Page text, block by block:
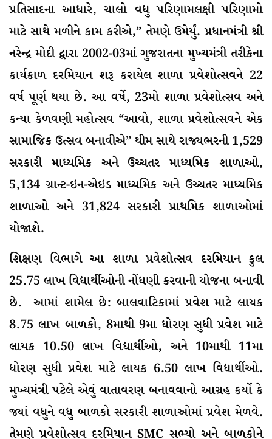
પ્રતિસાદના આધારે, ચાલો વધુ પરિણામલક્ષી પરિણામો
માટે સાથે મળીને કામ કરીએ,” તેમણે ઉમેર્યું. પ્રધાનમંત્રી શ્રી
નરેન્દ્ર મોદી દ્વારા 2002-03માં ગુજરાતના મુખ્યમંત્રી તરીકેના
કાર્યકાળ દરમિયાન શરૂ કરાયેલ શાળા પ્રવેશોત્સવને 22
વર્ષ પૂર્ણ થયા છે. આ વર્ષે, 23મો શાળા પ્રવેશોત્સવ અને
કન્યા કેળવણી મહોત્સવ “આવો, શાળા પ્રવેશોત્સવને એક
સામાજિક ઉત્સવ બનાવીએ” થીમ સાથે રાજ્યભરની 1,529
સરકારી માધ્યમિક અને ઉચ્ચતર માધ્યમિક શાળાઓ,
5,134 ગ્રાન્ટ-ઇન-એઇડ માધ્યમિક અને ઉચ્ચતર માધ્યમિક
શાળાઓ અને 31,824 સરકારી પ્રાથમિક શાળાઓમાં
યોજાશે.
શિક્ષણ વિભાગે આ શાળા પ્રવેશોત્સવ દરમિયાન કુલ
25.75 લાખ વિદ્યાર્થીઓની નોંધણી કરવાની યોજના બનાવી
છે. આમાં શામેલ છે: બાલવાટિકામાં પ્રવેશ માટે લાયક
8.75 લાખ બાળકો, 8માથી 9મા ધોરણ સુધી પ્રવેશ માટે
લાયક 10.50 લાખ વિદ્યાર્થીઓ, અને 10માથી 11મા
ધોરણ સુધી પ્રવેશ માટે લાયક 6.50 લાખ વિદ્યાર્થીઓ.
મુખ્યમંત્રી પટેલે એવું વાતાવરણ બનાવવાનો આગ્રહ કર્યો કે
જ્યાં વધુને વધુ બાળકો સરકારી શાળાઓમાં પ્રવેશ મેળવે.
તેમણે પ્રવેશોત્સવ દરમિયાન SMC સભ્યો અને બાળકોને